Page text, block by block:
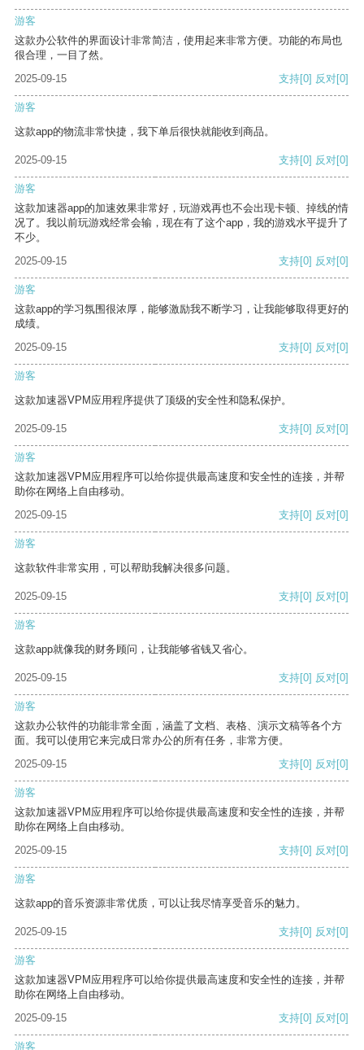
游客
这款办公软件的界面设计非常简洁，使用起来非常方便。功能的布局也
很合理，一目了然。
2025-09-15
支持[0] 反对[0]
游客
这款app的物流非常快捷，我下单后很快就能收到商品。
2025-09-15 支持[0] 反对[0]
游客
这款加速器app的加速效果非常好，玩游戏再也不会出现卡顿、掉线的情
况了。我以前玩游戏经常会输，现在有了这个app，我的游戏水平提升了
不少。
2025-09-15
支持[0] 反对[0]
游客
这款app的学习氛围很浓厚，能够激励我不断学习，让我能够取得更好的
成绩。
2025-09-15
支持[0] 反对[0]
游客
这款加速器VPM应用程序提供了顶级的安全性和隐私保护。
2025-09-15 支持[0] 反对[0]
游客
这款加速器VPM应用程序可以给你提供最高速度和安全性的连接，并帮
助你在网络上自由移动。
2025-09-15
支持[0] 反对[0]
游客
这款软件非常实用，可以帮助我解决很多问题。
2025-09-15 支持[0] 反对[0]
游客
这款app就像我的财务顾问，让我能够省钱又省心。
2025-09-15 支持[0] 反对[0]
游客
这款办公软件的功能非常全面，涵盖了文档、表格、演示文稿等各个方
面。我可以使用它来完成日常办公的所有任务，非常方便。
2025-09-15
支持[0] 反对[0]
游客
这款加速器VPM应用程序可以给你提供最高速度和安全性的连接，并帮
助你在网络上自由移动。
2025-09-15
支持[0] 反对[0]
游客
这款app的音乐资源非常优质，可以让我尽情享受音乐的魅力。
2025-09-15 支持[0] 反对[0]
游客
这款加速器VPM应用程序可以给你提供最高速度和安全性的连接，并帮
助你在网络上自由移动。
2025-09-15
支持[0] 反对[0]
游客